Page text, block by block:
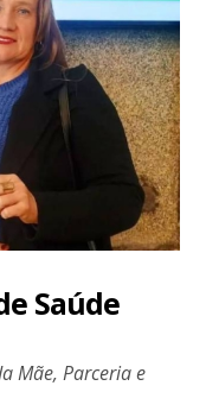
Saúde
Mãe, Parceria e